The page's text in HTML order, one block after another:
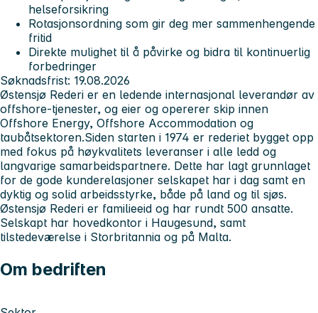
helseforsikring
Rotasjonsordning som gir deg mer sammenhengende
fritid
Direkte mulighet til å påvirke og bidra til kontinuerlig
forbedringer
Søknadsfrist: 19.08.2026
Østensjø Rederi er en ledende internasjonal leverandør av
offshore-tjenester, og eier og opererer skip innen
Offshore Energy, Offshore Accommodation og
taubåtsektoren.Siden starten i 1974 er rederiet bygget opp
med fokus på høykvalitets leveranser i alle ledd og
langvarige samarbeidspartnere. Dette har lagt grunnlaget
for de gode kunderelasjoner selskapet har i dag samt en
dyktig og solid arbeidsstyrke, både på land og til sjøs.
Østensjø Rederi er familieeid og har rundt 500 ansatte.
Selskapt har hovedkontor i Haugesund, samt
tilstedeværelse i Storbritannia og på Malta.
Om bedriften